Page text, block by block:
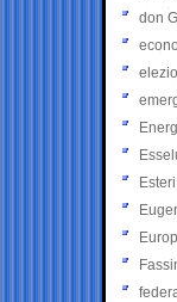
don
Esteri